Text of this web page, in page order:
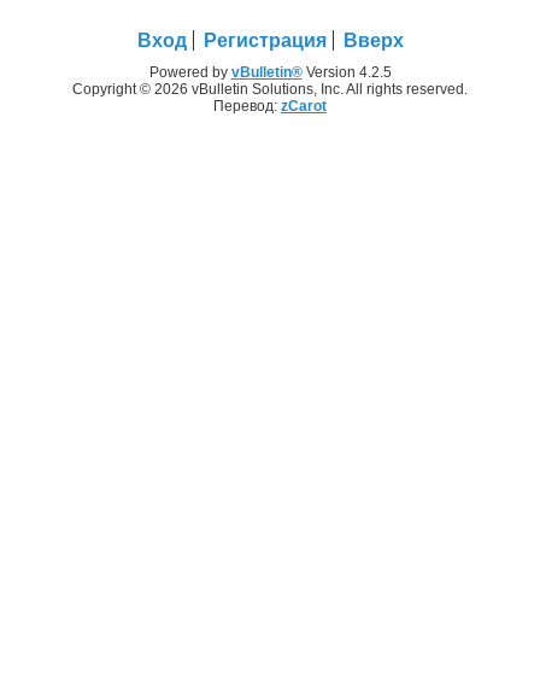
Вход Регистрация Вверх
Powered by vBulletin®Version 4.2.5
Copyright © 2026 vBulletin Solutions, Inc. All rights reserved.
Перевод: zCarot